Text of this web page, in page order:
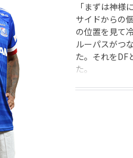
「まずは神様
サイドからの
の位置を見て
ルーパスがつ
た。それをDF
た。